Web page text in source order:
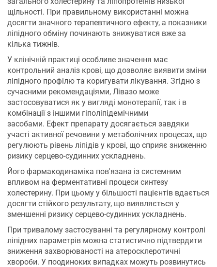
щільності. При правильному використанні можна
досягти значного терапевтичного ефекту, а показники
ліпідного обміну починають знижуватися вже за
кілька тижнів.
У клінічній практиці особливе значення має
контрольний аналіз крові, що дозволяє виявити зміни
ліпідного профілю та коригувати лікування. Згідно з
сучасними рекомендаціями, Лівазо може
застосовуватися як у вигляді монотерапії, так і в
комбінації з іншими гіполіпідемічними
засобами. Ефект препарату досягається завдяки
участі активної речовини у метаболічних процесах, що
регулюють рівень ліпідів у крові, що сприяє зниженню
ризику серцево-судинних ускладнень.
Його фармакодинаміка пов'язана із системним
впливом на ферментативні процеси синтезу
холестерину. При цьому у більшості пацієнтів вдається
досягти стійкого результату, що виявляється у
зменшенні ризику серцево-судинних ускладнень.
При тривалому застосуванні та регулярному контролі
ліпідних параметрів можна статистично підтвердити
зниження захворюваності на атеросклеротичні
хвороби. У поодиноких випадках можуть розвинутись